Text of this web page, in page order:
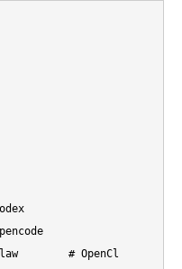
# OpenClaw